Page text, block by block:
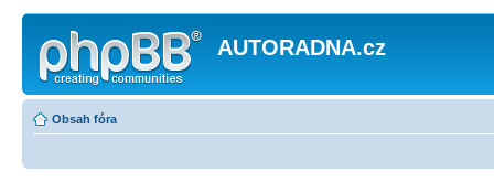
AUTORADNA.cz
Obsah fóra